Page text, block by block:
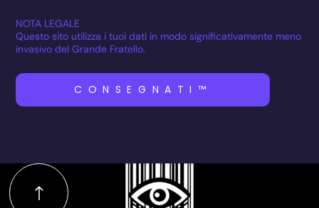
NOTA LEGALE
Questo sito utilizza i tuoi dati in modo significativamente meno
invasivo del Grande Fratello.
CONSEGNATI™